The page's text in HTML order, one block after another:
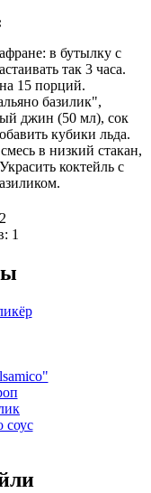
в бутылку с
так 3 часа.
15 порций.
базилик",
джин (50 мл), сок
кубики льда.
в низкий стакан,
коктейль с
1
соус